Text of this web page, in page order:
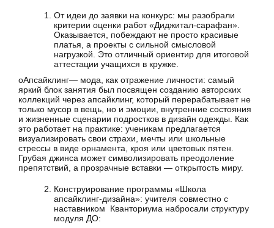
От идеи до заявки на конкурс: мы разобрали
критерии оценки работ «Диджитал-сарафан».
Оказывается, побеждают не просто красивые
платья, а проекты с сильной смысловой
нагрузкой. Это отличный ориентир для итоговой
аттестации учащихся в кружке.
oАпсайклинг— мода, как отражение личности: самый
яркий блок занятия был посвящен созданию авторских
коллекций через апсайклинг, который перерабатывает не
только мусор в вещь, но и эмоции, внутренние состояния
и жизненные сценарии подростков в дизайн одежды. Как
это работает на практике: ученикам предлагается
визуализировать свои страхи, мечты или школьные
стрессы в виде орнамента, кроя или цветовых пятен.
Грубая джинса может символизировать преодоление
препятствий, а прозрачные вставки — открытость миру.
Конструирование программы «Школа
апсайклинг-дизайна»: учителя совместно с
наставником Кванториума набросали структуру
модуля ДО: